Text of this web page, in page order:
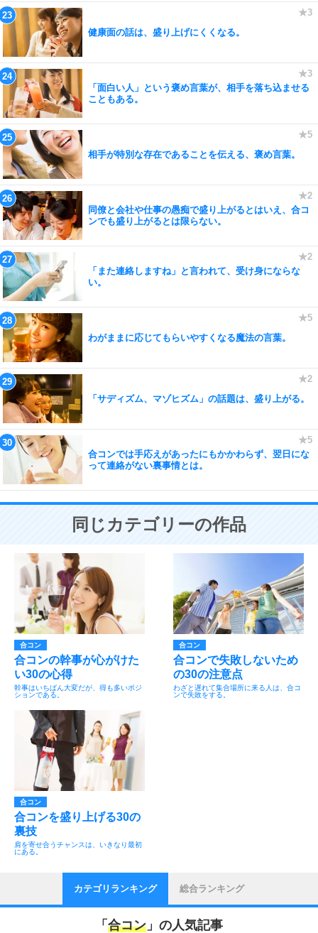
健康面の話は、盛り上げにくくなる。
「面白い人」という褒め言葉が、相手を落ち込ませる
こともある。
相手が特別な存在であることを伝える、褒め言葉。
同僚と会社や仕事の愚痴で盛り上がるとはいえ、合コ
ンでも盛り上がるとは限らない。
「また連絡しますね」と言われて、受け身にならな
い。
わがままに応じてもらいやすくなる魔法の言葉。
「サディズム、マゾヒズム」の話題は、盛り上がる。
合コンでは手応えがあったにもかかわらず、翌日にな
って連絡がない裏事情とは。
同じカテゴリーの作品
合コン
合コンの幹事が心がけた
い30の心得
幹事はいちばん大変だが、得も多いポジ
ションである。
合コン
合コンで失敗しないため
の30の注意点
わざと遅れて集合場所に来る人は、合コ
ンで失敗をする。
合コン
合コンを盛り上げる30の
裏技
肩を寄せ合うチャンスは、いきなり最初
にある。
カテゴリランキング 総合ランキング
「 合コン 」の人気記事